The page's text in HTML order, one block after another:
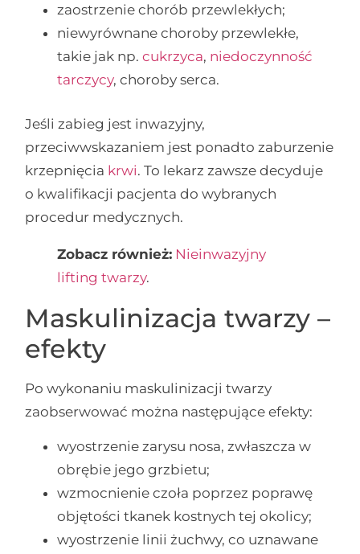
zaostrzenie chorób przewlekłych;
niewyrównane choroby przewlekłe,
takie jak np.cukrzyca, niedoczynność
tarczycy, choroby serca.
Jeśli zabieg jest inwazyjny,
przeciwwskazaniem jest ponadto zaburzenie
krzepnięcia krwi. To lekarz zawsze decyduje
o kwalifikacji pacjenta do wybranych
procedur medycznych.
Zobacz również: Nieinwazyjny
lifting twarzy.
Maskulinizacja twarzy –
efekty
Po wykonaniu maskulinizacji twarzy
zaobserwować można następujące efekty:
wyostrzenie zarysu nosa, zwłaszcza w
obrębie jego grzbietu;
wzmocnienie czoła poprzez poprawę
objętości tkanek kostnych tej okolicy;
wyostrzenie linii żuchwy, co uznawane